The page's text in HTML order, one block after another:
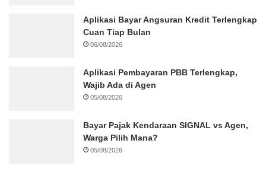
Aplikasi Bayar Angsuran Kredit Terlengkap
Cuan Tiap Bulan
06/08/2026
Aplikasi Pembayaran PBB Terlengkap,
Wajib Ada di Agen
05/08/2026
Bayar Pajak Kendaraan SIGNAL vs Agen,
Warga Pilih Mana?
05/08/2026